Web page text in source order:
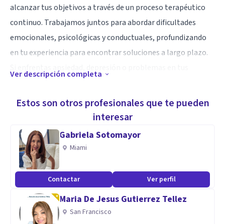
alcanzar tus objetivos a través de un proceso terapéutico
continuo. Trabajamos juntos para abordar dificultades
emocionales, psicológicas y conductuales, profundizando
en tu experiencia para encontrar soluciones a largo plazo.
La psicoterapia integral está centrada en la persona,
poniendo especial énfasis en tus propios recursos internos.
A menudo, las respuestas que buscamos están dentro de
nosotros mismos, pero es necesario contar con una guía
adecuada para poder descubrirlas.
Mi labor como psicóloga consiste en acompañarte en ese
Ver descripción completa
Estos son otros profesionales que te pueden
interesar
Gabriela Sotomayor
Miami
Contactar Ver perfil
Maria De Jesus Gutierrez Tellez
San Francisco